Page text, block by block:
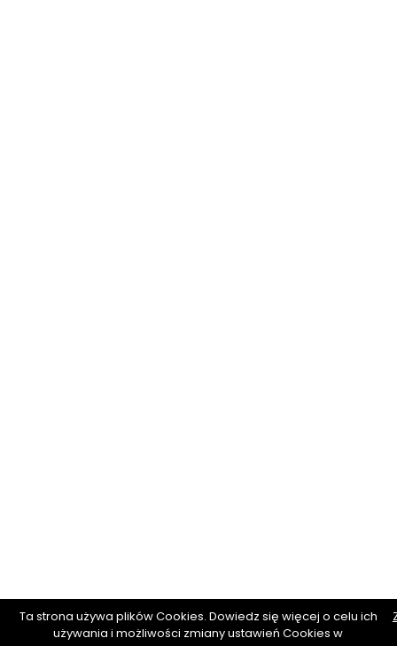
Ta strona używa plików Cookies. Dowiedz się więcej o celu ich
używania i możliwości zmiany ustawień Cookies w